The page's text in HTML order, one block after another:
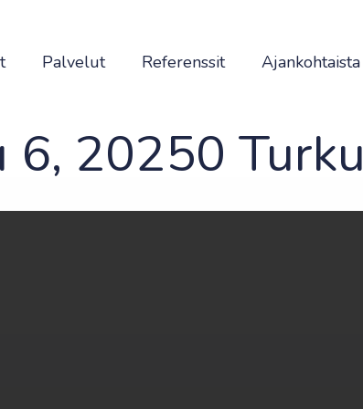
Palvelut Referenssit Ajankohtaista
6, 20250 Turku